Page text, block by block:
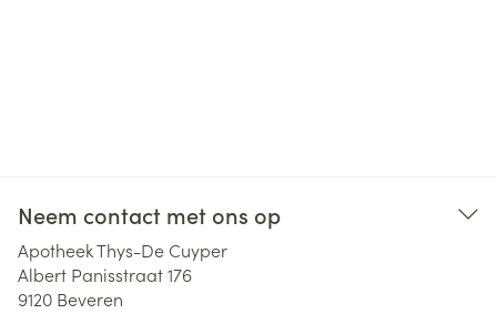
Neem contact met ons op
Apotheek Thys-De Cuyper
Albert Panisstraat 176
9120 Beveren